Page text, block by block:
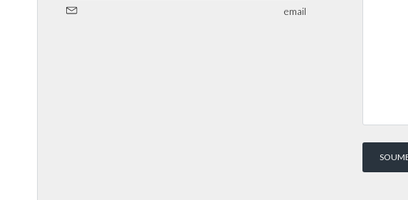
email